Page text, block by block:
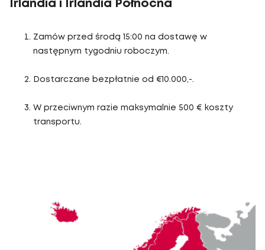
Irlandia i Irlandia Północna
Zamów przed środą 15:00 na dostawę w
następnym tygodniu roboczym.
Dostarczane bezpłatnie od €10.000,-.
W przeciwnym razie maksymalnie 500 € koszty
transportu.